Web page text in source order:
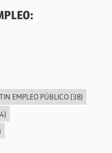
EMPLEO PÚBLICO(38)